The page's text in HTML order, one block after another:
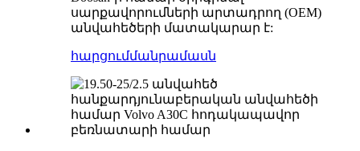
սարքավորումների արտադրող (OEM)
անվահեծերի մատակարար է:
հարցումմանրամասն